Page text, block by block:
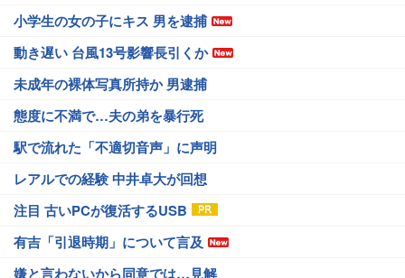
小学生の女の子にキス 男を逮捕
動き遅い 台風13号影響長引くか
未成年の裸体写真所持か 男逮捕
態度に不満で…夫の弟を暴行死
駅で流れた「不適切音声」に声明
レアルでの経験 中井卓大が回想
注目 古いPCが復活するUSB
有吉「引退時期」について言及
嫌と言わないから同意では…見解